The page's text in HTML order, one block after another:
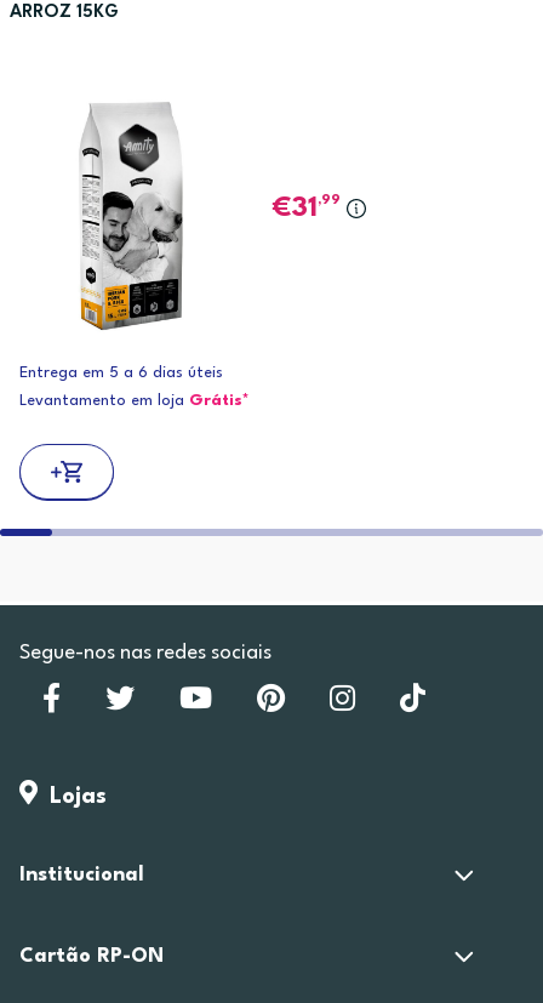
ARROZ 15KG
31 ,99
Entrega em 5 a 6 dias úteis
Levantamento em loja Grátis*
Segue-nos nas redes sociais
Lojas
Institucional
Cartão RP-ON